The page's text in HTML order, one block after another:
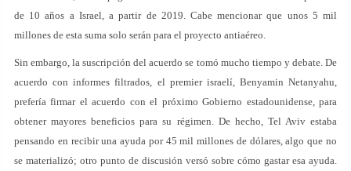
de 10 años a Israel, a partir de 2019. Cabe mencionar que unos 5 mil
millones de esta suma solo serán para el proyecto antiaéreo.
Sin embargo, la suscripción del acuerdo se tomó mucho tiempo y debate. De
acuerdo con informes filtrados, el premier israelí, Benyamin Netanyahu,
prefería firmar el acuerdo con el próximo Gobierno estadounidense, para
obtener mayores beneficios para su régimen. De hecho, Tel Aviv estaba
pensando en recibir una ayuda por 45 mil millones de dólares, algo que no
se materializó; otro punto de discusión versó sobre cómo gastar esa ayuda.